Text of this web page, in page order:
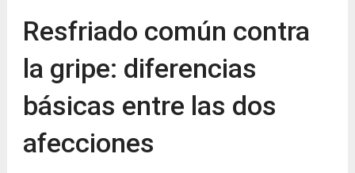
Resfriado común contra
la gripe: diferencias
básicas entre las dos
afecciones